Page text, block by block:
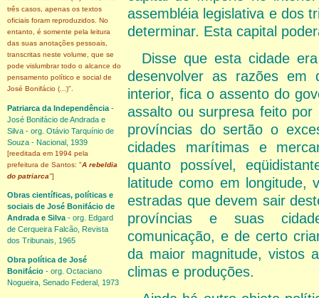
três casos, apenas os textos
oficiais foram reproduzidos. No
entanto, é somente pela leitura
das suas anotações pessoais,
transcritas neste volume, que se
pode vislumbrar todo o alcance do
pensamento político e social de
José Bonifácio (...)".
Patriarca da Independência -
José Bonifácio de Andrada e
Silva - org. Otávio Tarquínio de
Souza - Nacional, 1939
[reeditada em 1994 pela
prefeitura de Santos: "A rebeldia
do patriarca"]
Obras científicas, políticas e
sociais de José Bonifácio de
Andrada e Silva - org. Edgard
de Cerqueira Falcão, Revista
dos Tribunais, 1965
Obra política de José
Bonifácio - org. Octaciano
Nogueira, Senado Federal, 1973
assembléia legislativa e dos
determinar. Esta capital
Disse que esta cidade
desenvolver as razões
interior, fica o assento do
assalto ou surpresa feito
províncias do sertão o
cidades marítimas e
quanto possível,
latitude como em longitude,
estradas que devem sair
províncias e suas
comunicação, e de certo
da maior magnitude, vistos
climas e produções.